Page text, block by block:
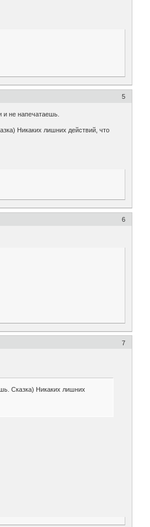
5
и не напечатаешь.
Никаких лишних действий, что
6
7
Сказка) Никаких лишних